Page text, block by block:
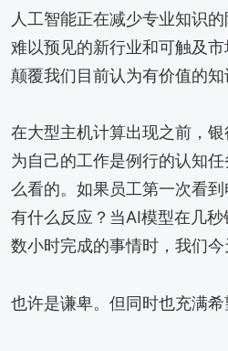
人工智能正在减少专业知识
难以预见的新行业和可触及
颠覆我们目前认为有价值的知
在大型主机计算出现之前，
为自己的工作是例行的认知
么看的。如果员工第一次看
有什么反应？当AI模型在几
数小时完成的事情时，我们今
也许是谦卑。但同时也充满希